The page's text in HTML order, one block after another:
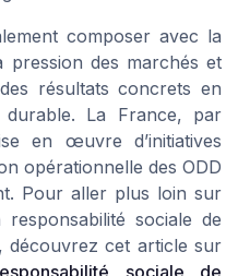
composer avec la
pression des marchés et
résultats concrets en
durable. La France, par
en œuvre d’initiatives
opérationnelle des ODD
Pour aller plus loin sur
sociale de
découvrez cet article sur